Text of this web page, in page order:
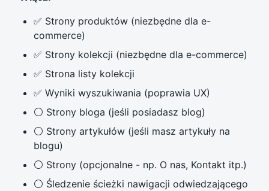
✅ Strony produktów (niezbędne dla e-
commerce)
✅ Strony kolekcji (niezbędne dla e-commerce)
✅ Strona listy kolekcji
✅ Wyniki wyszukiwania (poprawia UX)
⚪ Strony bloga (jeśli posiadasz blog)
⚪ Strony artykułów (jeśli masz artykuły na
blogu)
⚪ Strony (opcjonalne - np. O nas, Kontakt itp.)
⚪ Śledzenie ścieżki nawigacji odwiedzającego